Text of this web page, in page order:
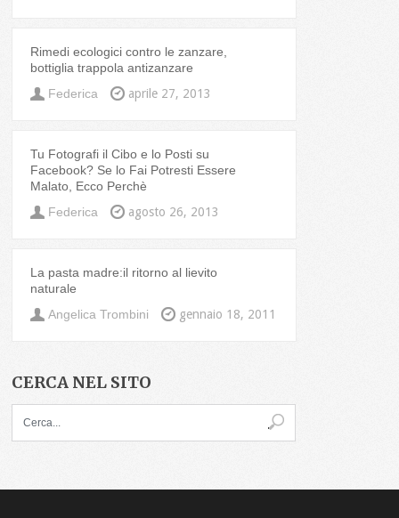
Rimedi ecologici contro le zanzare,
bottiglia trappola antizanzare
Federica
aprile 27, 2013
Tu Fotografi il Cibo e lo Posti su
Facebook? Se lo Fai Potresti Essere
Malato, Ecco Perchè
Federica
agosto 26, 2013
La pasta madre:il ritorno al lievito
naturale
Angelica Trombini
gennaio 18, 2011
CERCA NEL SITO